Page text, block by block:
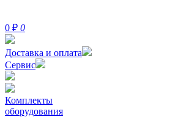
0 ₽ 0
Доставка и оплата
Сервис
Комплекты
оборудования